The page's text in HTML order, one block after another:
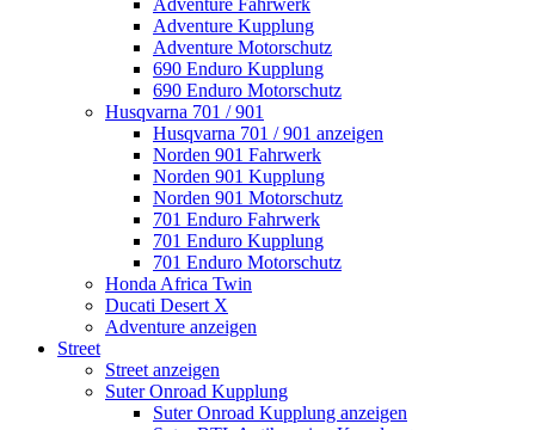
Adventure Fahrwerk
Adventure Kupplung
Adventure Motorschutz
690 Enduro Kupplung
690 Enduro Motorschutz
Husqvarna 701 / 901
Husqvarna 701 / 901 anzeigen
Norden 901 Fahrwerk
Norden 901 Kupplung
Norden 901 Motorschutz
701 Enduro Fahrwerk
701 Enduro Kupplung
701 Enduro Motorschutz
Honda Africa Twin
Ducati Desert X
Adventure anzeigen
Street
Street anzeigen
Suter Onroad Kupplung
Suter Onroad Kupplung anzeigen